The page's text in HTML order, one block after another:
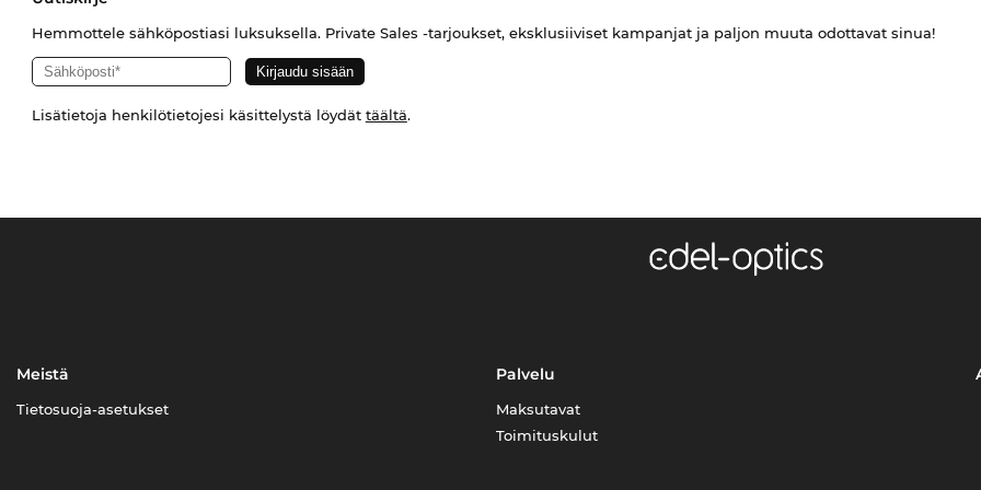
Hemmottele sähköpostiasi luksuksella. Private Sales -tarjoukset, eksklusiiviset kampanjat ja paljon muuta odottavat sinua!
Lisätietoja henkilötietojesi käsittelystä löydät täältä.
Meistä
Tietosuoja-asetukset
Palvelu
Maksutavat
Toimituskulut